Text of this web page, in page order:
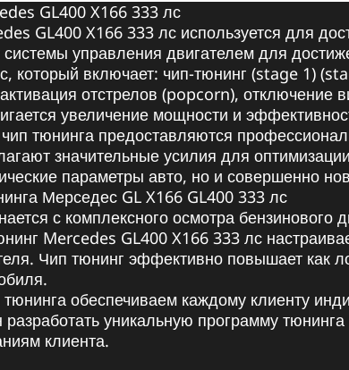
GL400 X166 333 лс
GL400 X166 333 лс используется для
системы управления двигателем для
который включает: чип-тюнинг (stage 1)
отстрелов (popcorn), отключение
увеличение мощности и
тюнинга предоставляются
значительные усилия для
параметры авто, но и совершенно
Мерседес GL X166 GL400 333 лс
с комплексного осмотра бензинового
Mercedes GL400 X166 333 лс
Чип тюнинг эффективно повышает как
обеспечиваем каждому клиенту
разработать уникальную программу
клиента.